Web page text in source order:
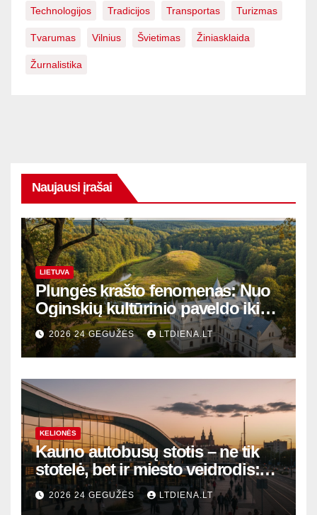
Technologijos Tradicijos Transportas Turizmas
Tvarumas Vilnius Švietimas Žiniasklaida
Žurnalistika
Naujausi įrašai
LIETUVA
Plungės krašto fenomenas: Nuo
Oginskių kultūrinio paveldo iki
Žemaitijos gamtos perlų
2026 24 GEGUŽĖS LTDIENA.LT
KELIONĖS
Kauno autobusų stotis – ne tik
stotelė, bet ir miesto veidrodis:
modernūs vartai į laikinąją
sostinę
2026 24 GEGUŽĖS LTDIENA.LT